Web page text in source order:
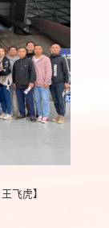
飞虎】